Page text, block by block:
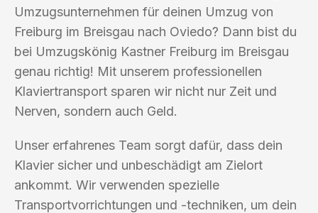
Umzugsunternehmen für deinen Umzug von
Freiburg im Breisgau nach Oviedo? Dann bist du
bei Umzugskönig Kastner Freiburg im Breisgau
genau richtig! Mit unserem professionellen
Klaviertransport sparen wir nicht nur Zeit und
Nerven, sondern auch Geld.
Unser erfahrenes Team sorgt dafür, dass dein
Klavier sicher und unbeschädigt am Zielort
ankommt. Wir verwenden spezielle
Transportvorrichtungen und -techniken, um dein